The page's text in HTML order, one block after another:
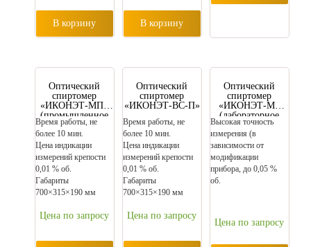
В корзину В корзину
Оптический
спиртомер
«ИКОНЭТ-МП»
(промышленное
исполнение)
Время работы, не
более 10 мин.
Цена индикации
измерений крепости
0,01 % об.
Габариты
700×315×190 мм
Цена по запросу
Оптический
спиртомер
«ИКОНЭТ-ВС-П»
Время работы, не
более 10 мин.
Цена индикации
измерений крепости
0,01 % об.
Габариты
700×315×190 мм
Цена по запросу
Оптический
спиртомер
«ИКОНЭТ-М»
(лабораторное
исполнение)
Высокая точность
измерения (в
зависимости от
модификации
прибора, до 0,05 %
об.
Цена по запросу